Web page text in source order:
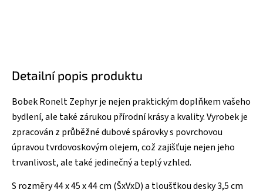
Detailní popis produktu
Bobek Ronelt Zephyr je nejen praktickým doplňkem vašeho
bydlení, ale také zárukou přírodní krásy a kvality. Vyrobek je
zpracován z průběžné dubové spárovky s povrchovou
úpravou tvrdovoskovým olejem, což zajišťuje nejen jeho
trvanlivost, ale také jedinečný a teplý vzhled.
S rozměry 44 x 45 x 44 cm (ŠxVxD) a tloušťkou desky 3,5 cm